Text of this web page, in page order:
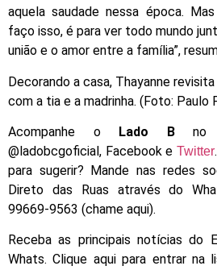
aquela saudade nessa época.
faço isso, é para ver todo mundo
união e o amor entre a família”,
Decorando a casa, Thayanne
com a tia e a madrinha. (Foto: Paulo
Acompanhe oLado Bno
@ladobcgoficial, Facebook e Twitter
para sugerir? Mande nas redes
Direto das Ruas através do
99669-9563 (chame aqui).
Receba as principais notícias do
Whats. Clique aqui para entrar na